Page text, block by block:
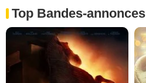
Top Bandes-annonces